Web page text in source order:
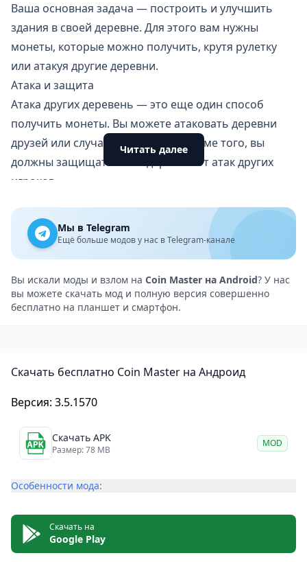
Ваша основная задача — построить и улучшить
здания в своей деревне. Для этого вам нужны
монеты, которые можно получить, крутя рулетку
или атакуя другие деревни.
Атака и защита
Атака других деревень — это еще один способ
получить монеты. Вы можете атаковать деревни
друзей или случайных игроков. Кроме того, вы
должны защищать свою деревню от атак других
игроков.
Графика в игре яркая и красочная. Здания и
персонажи проработаны в мельчайших деталях.
Звуковые эффекты и музыка также добавляют игре
увлекательности. Персонажи в игре выполнены в
милом стиле чиби. На фоне яркой и качественной
окружающей среды, это точно сделает игру
Простой и увлекательный геймплей
Многоуровневая система улучшений
Возможность взаимодействия с другими игроками
Минусы
могут повлиять на процесс игры
временем
Coin Master — это отличная игра для тех, кто любит
Читать далее
Мы в Telegram
Ещё больше модов у нас в Telegram-канале
Вы искали моды и взлом на Coin Master на Android? У нас
вы можете скачать мод и полную версия совершенно
бесплатно на планшет и смартфон.
Скачать бесплатно Coin Master на Андроид
Версия: 3.5.1570
Скачать APK
Размер: 78 MB
MOD
Особенности мода:
Скачать на
Google Play